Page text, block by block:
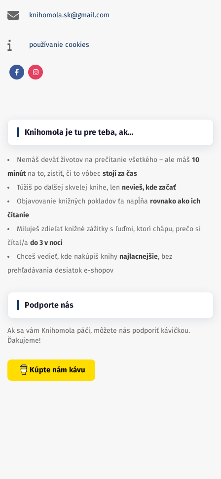
knihomola.sk@gmail.com
používanie cookies
Knihomola je tu pre teba, ak…
Nemáš deväť životov na prečítanie všetkého – ale máš 10
minútna to, zistiť, či to vôbec stojí za čas
Túžiš po ďalšej skvelej knihe, len nevieš, kde začať
Objavovanie knižných pokladov ťa napĺňa rovnako ako ich
čítanie
Miluješ zdieľať knižné zážitky s ľuďmi, ktorí chápu, prečo si
čítal/a do 3 v noci
Chceš vedieť, kde nakúpiš knihy najlacnejšie, bez
prehľadávania desiatok e-shopov
Podporte nás
Ak sa vám Knihomola páči, môžete nás podporiť kávičkou.
Ďakujeme!
Kúpte nám kávu